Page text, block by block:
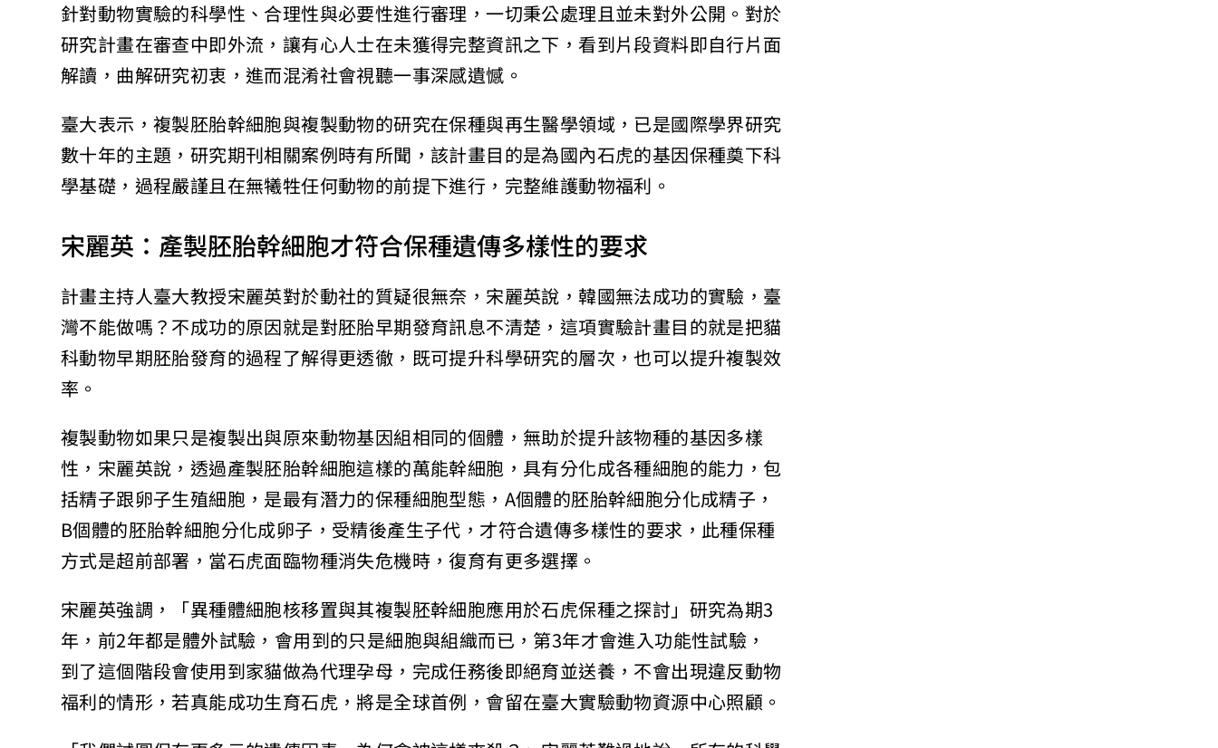
針對動物實驗的科學性、合理性與必要性進行審理，一切秉公處理且並未對外公開。對於
研究計畫在審查中即外流，讓有心人士在未獲得完整資訊之下，看到片段資料即自行片面
解讀，曲解研究初衷，進而混淆社會視聽一事深感遺憾。
臺大表示，複製胚胎幹細胞與複製動物的研究在保種與再生醫學領域，已是國際學界研究
數十年的主題，研究期刊相關案例時有所聞，該計畫目的是為國內石虎的基因保種奠下科
學基礎，過程嚴謹且在無犧牲任何動物的前提下進行，完整維護動物福利。
宋麗英：產製胚胎幹細胞才符合保種遺傳多樣性的要求
計畫主持人臺大教授宋麗英對於動社的質疑很無奈，宋麗英說，韓國無法成功的實驗，臺
灣不能做嗎？不成功的原因就是對胚胎早期發育訊息不清楚，這項實驗計畫目的就是把貓
科動物早期胚胎發育的過程了解得更透徹，既可提升科學研究的層次，也可以提升複製效
率。
複製動物如果只是複製出與原來動物基因組相同的個體，無助於提升該物種的基因多樣
性，宋麗英說，透過產製胚胎幹細胞這樣的萬能幹細胞，具有分化成各種細胞的能力，包
括精子跟卵子生殖細胞，是最有潛力的保種細胞型態，A個體的胚胎幹細胞分化成精子，
B個體的胚胎幹細胞分化成卵子，受精後產生子代，才符合遺傳多樣性的要求，此種保種
方式是超前部署，當石虎面臨物種消失危機時，復育有更多選擇。
宋麗英強調，「異種體細胞核移置與其複製胚幹細胞應用於石虎保種之探討」研究為期3
年，前2年都是體外試驗，會用到的只是細胞與組織而已，第3年才會進入功能性試驗，
到了這個階段會使用到家貓做為代理孕母，完成任務後即絕育並送養，不會出現違反動物
福利的情形，若真能成功生育石虎，將是全球首例，會留在臺大實驗動物資源中心照顧。